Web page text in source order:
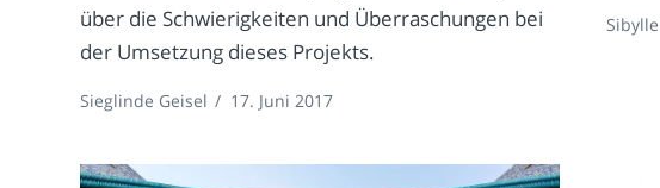
über die Schwierigkeiten und Überraschungen bei
der Umsetzung dieses Projekts.
Sieglinde Geisel / 17. Juni 2017